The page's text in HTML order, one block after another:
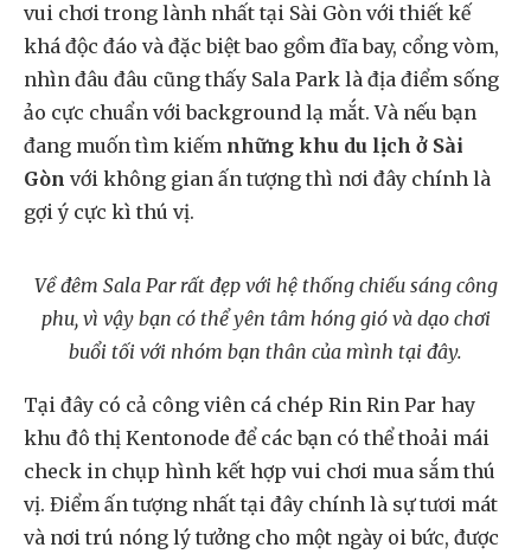
vui chơi trong lành nhất tại Sài Gòn với thiết kế
khá độc đáo và đặc biệt bao gồm đĩa bay, cổng vòm,
nhìn đâu đâu cũng thấy Sala Park là địa điểm sống
ảo cực chuẩn với background lạ mắt. Và nếu bạn
đang muốn tìm kiếm những khu du lịch ở Sài
Gòn với không gian ấn tượng thì nơi đây chính là
gợi ý cực kì thú vị.
Về đêm Sala Par rất đẹp với hệ thống chiếu sáng công
phu, vì vậy bạn có thể yên tâm hóng gió và dạo chơi
buổi tối với nhóm bạn thân của mình tại đây.
Tại đây có cả công viên cá chép Rin Rin Par hay
khu đô thị Kentonode để các bạn có thể thoải mái
check in chụp hình kết hợp vui chơi mua sắm thú
vị. Điểm ấn tượng nhất tại đây chính là sự tươi mát
và nơi trú nóng lý tưởng cho một ngày oi bức, được